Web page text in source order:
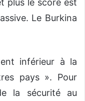
plus le score est
Le Burkina
inférieur à la
pays ». Pour
la sécurité au